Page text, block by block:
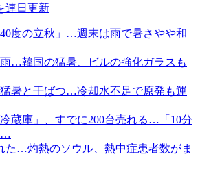
連日更新
度の立秋」…週末は雨で暑さやや和
…韓国の猛暑、ビルの強化ガラスも
暑と干ばつ…冷却水不足で原発も運
蔵庫」、すでに200台売れる…「10分
…
た…灼熱のソウル、熱中症患者数がま